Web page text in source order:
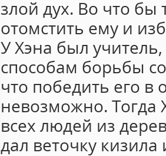
злой дух. Во что
отомстить ему и
У Хэна был
способам борьбы
что победить его
невозможно. Тогда
всех людей из
дал веточку